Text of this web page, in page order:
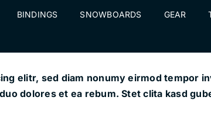
BINDINGS SNOWBOARDS GEAR
elitr, sed diam nonumy eirmod tempor
dolores et ea rebum. Stet clita kasd